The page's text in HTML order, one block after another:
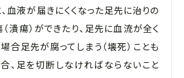
血液が届きにくくなった足先に治りの
潰瘍）ができたり、足先に血流が全く
合足先が腐ってしまう（壊死）ことも
、足を切断しなければならないこと